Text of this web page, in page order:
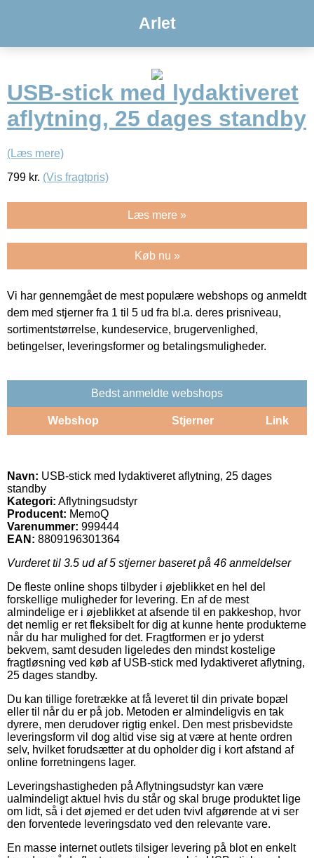
Arlet
USB-stick med lydaktiveret
aflytning, 25 dages standby
(Læs mere)
799 kr. (Vis fragtpris)
Læs mere »
Køb nu »
Vi har gennemgået de mest populære webshops og anmeldt
dem med stjerner fra 1 til 5 ud fra bl.a. deres prisniveau,
sortimentstørrelse, kundeservice, brugervenlighed,
betingelser, leveringsformer og betalingsmuligheder.
Bedst anmeldte webshops
Webshop Stjerner Link
Navn: USB-stick med lydaktiveret aflytning, 25 dages
standby
Kategori: Aflytningsudstyr
Producent: MemoQ
Varenummer: 999444
EAN: 8809196301364
Vurderet til 3.5 ud af 5 stjerner baseret på 46 anmeldelser
De fleste online shops tilbyder i øjeblikket en hel del
forskellige muligheder for levering. En af de mest
almindelige er i øjeblikket at afsende til en pakkeshop, hvor
det nemlig er ret fleksibelt for dig at kunne hente produkterne
når du har mulighed for det. Fragtformen er jo yderst
bekvem, samt desuden ligeledes den mindst kostelige
fragtløsning ved køb af USB-stick med lydaktiveret aflytning,
25 dages standby.
Du kan tillige foretrække at få leveret til din private bopæl
eller til når du er på job. Metoden er almindeligvis en tak
dyrere, men derudover rigtig enkel. Den mest prisbevidste
leveringsform vil dog altid vise sig at være at hente ordren
selv, hvilket forudsætter at du opholder dig i kort afstand af
online forretningens lager.
Leveringshastigheden på Aflytningsudstyr kan være
ualmindeligt aktuel hvis du står og skal bruge produktet lige
om lidt, så i det øjemed er det uden tvivl afgørende at vi ser
den forventede leveringsdato ved den relevante vare.
En masse internet outlets tilsiger levering på blot en enkelt